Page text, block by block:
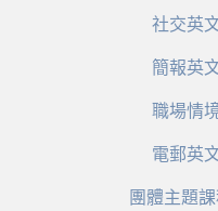
社交英
簡報英
職場情
電郵英
團體主題